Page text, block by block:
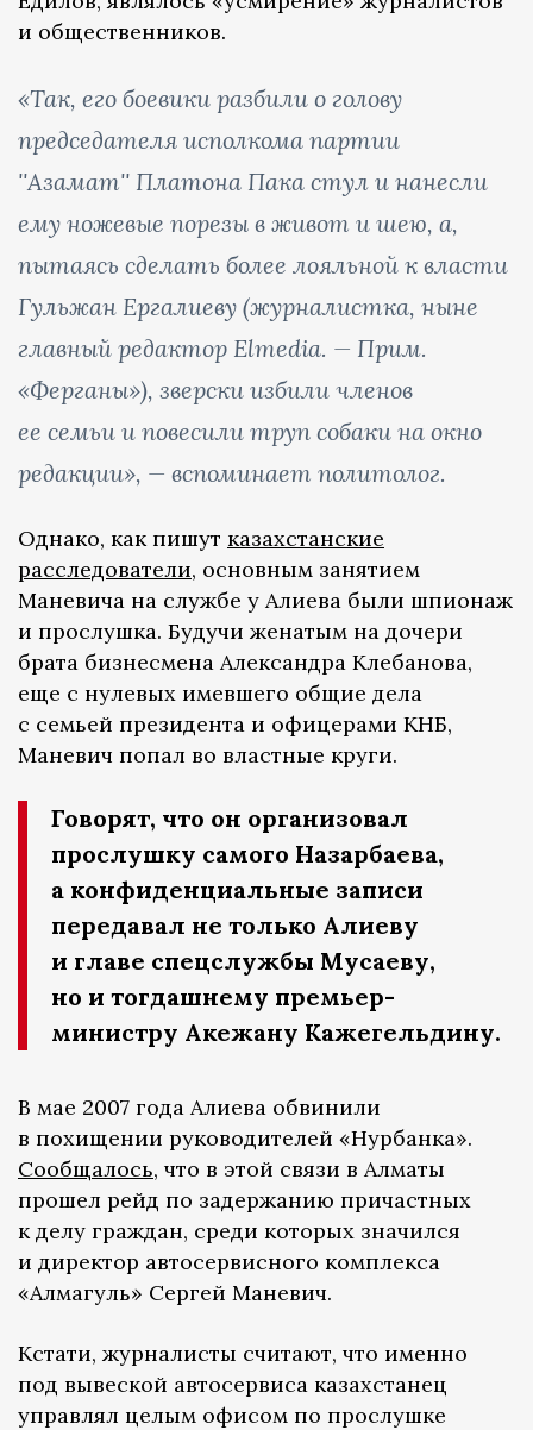
и общественников.
«Так, его боевики разбили о голову
председателя исполкома партии
''Азамат'' Платона Пака стул и нанесли
ему ножевые порезы в живот и шею, а,
пытаясь сделать более лояльной к власти
Гульжан Ергалиеву (журналистка, ныне
главный редактор Elmedia. — Прим.
«Ферганы»), зверски избили членов
ее семьи и повесили труп собаки на окно
редакции», — вспоминает политолог.
Однако, как пишут казахстанские
расследователи, основным занятием
Маневича на службе у Алиева были шпионаж
и прослушка. Будучи женатым на дочери
брата бизнесмена Александра Клебанова,
еще с нулевых имевшего общие дела
с семьей президента и офицерами КНБ,
Маневич попал во властные круги.
Говорят, что он организовал
прослушку самого Назарбаева,
а конфиденциальные записи
передавал не только Алиеву
и главе спецслужбы Мусаеву,
но и тогдашнему премьер-
министру Акежану Кажегельдину.
В мае 2007 года Алиева обвинили
в похищении руководителей «Нурбанка».
Сообщалось, что в этой связи в Алматы
прошел рейд по задержанию причастных
к делу граждан, среди которых значился
и директор автосервисного комплекса
«Алмагуль» Сергей Маневич.
Кстати, журналисты считают, что именно
под вывеской автосервиса казахстанец
управлял целым офисом по прослушке